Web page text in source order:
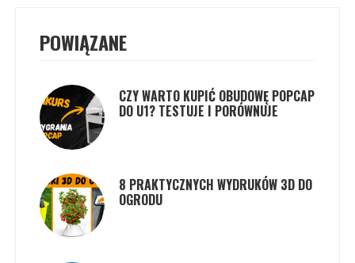
POWIĄZANE
CZY WARTO KUPIĆ OBUDOWĘ POPCAP
DO U1? TESTUJE I PORÓWNUJE
8 PRAKTYCZNYCH WYDRUKÓW 3D DO
OGRODU